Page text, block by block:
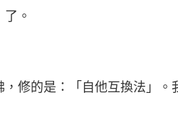
。
的是：「自他互換法」。